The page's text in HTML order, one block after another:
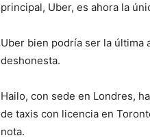
principal, Uber, es ahora la
Uber bien podría ser la última
deshonesta.
Hailo, con sede en Londres,
de taxis con licencia en
nota.